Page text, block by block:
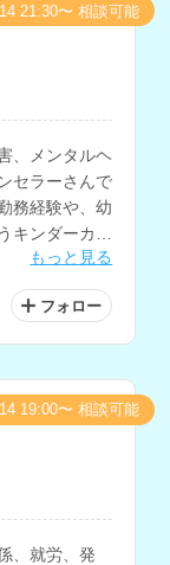
、メンタルヘ
セラーさんで
務経験や、幼
キンダーカウ
務経験もお持
もっと見る
フォロー
21:30〜 相談可能
、就労、発
19:00〜 相談可能